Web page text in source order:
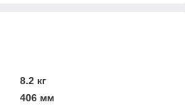
8.2 кг
406 мм